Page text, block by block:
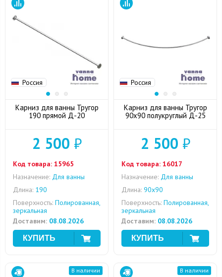
Россия
Карниз для ванны Тругор
190 прямой Д-20
2 500 ₽
Код товара: 15965
Назначение: Для ванны
Длина: 190
Поверхность: Полированная,
зеркальная
Доставим: 08.08.2026
Россия
Карниз для ванны Тругор
90x90 полукруглый Д-25
2 500 ₽
Код товара: 16017
Назначение: Для ванны
Длина: 90x90
Поверхность: Полированная,
зеркальная
Доставим: 08.08.2026
В наличии В наличии